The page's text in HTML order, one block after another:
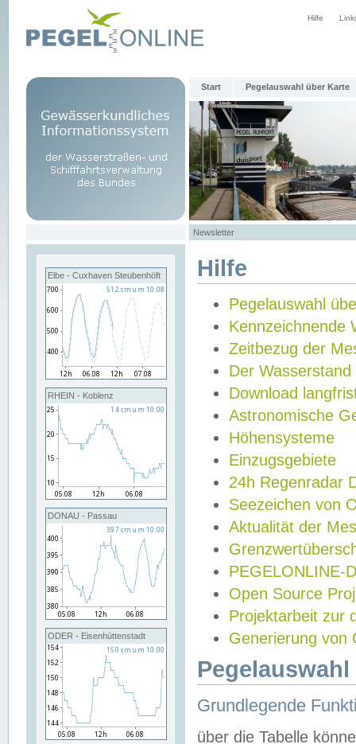
Hilfe
Start Pegelauswahl über Karte
Newsletter
Elbe - Cuxhaven Steubenhöft
RHEIN - Koblenz
DONAU - Passau
ODER - Eisenhüttenstadt
Hilfe
Pegelauswahl
Kennzeichnende
Zeitbezug der
Der Wasserstand
Download
Astronomische
Höhensysteme
Einzugsgebiete
24h Regenradar
Seezeichen von
Aktualität der
PEGELONLINE-
Open Source
Projektarbeit zur
Generierung von
Grundlegende
über die Tabelle